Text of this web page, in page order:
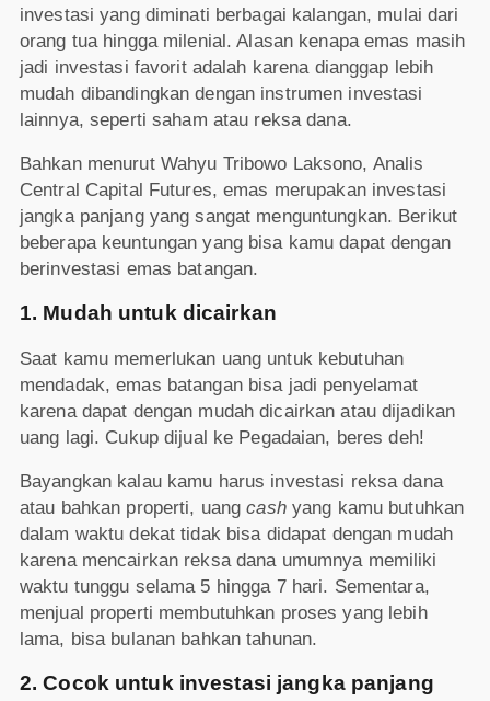
investasi yang diminati berbagai kalangan, mulai dari
orang tua hingga milenial. Alasan kenapa emas masih
jadi investasi favorit adalah karena dianggap lebih
mudah dibandingkan dengan instrumen investasi
lainnya, seperti saham atau reksa dana.
Bahkan menurut Wahyu Tribowo Laksono, Analis
Central Capital Futures, emas merupakan investasi
jangka panjang yang sangat menguntungkan. Berikut
beberapa keuntungan yang bisa kamu dapat dengan
berinvestasi emas batangan.
1. Mudah untuk dicairkan
Saat kamu memerlukan uang untuk kebutuhan
mendadak, emas batangan bisa jadi penyelamat
karena dapat dengan mudah dicairkan atau dijadikan
uang lagi. Cukup dijual ke Pegadaian, beres deh!
Bayangkan kalau kamu harus investasi reksa dana
atau bahkan properti, uang cash yang kamu butuhkan
dalam waktu dekat tidak bisa didapat dengan mudah
karena mencairkan reksa dana umumnya memiliki
waktu tunggu selama 5 hingga 7 hari. Sementara,
menjual properti membutuhkan proses yang lebih
lama, bisa bulanan bahkan tahunan.
2. Cocok untuk investasi jangka panjang